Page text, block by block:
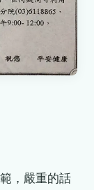
，嚴重的話